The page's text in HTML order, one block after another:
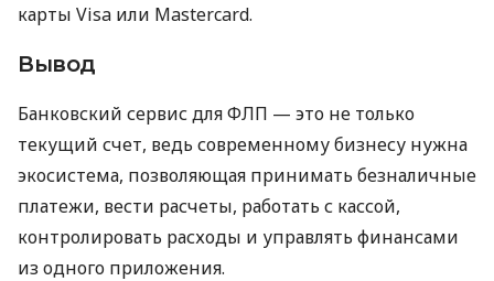
карты Visa или Mastercard.
Вывод
Банковский сервис для ФЛП — это не только
текущий счет, ведь современному бизнесу нужна
экосистема, позволяющая принимать безналичные
платежи, вести расчеты, работать с кассой,
контролировать расходы и управлять финансами
из одного приложения.